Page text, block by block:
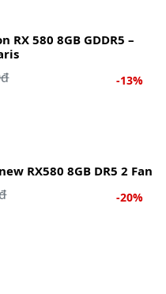
RX 580 8GB GDDR5 –
-13%
RX580 8GB DR5 2 Fan
-20%